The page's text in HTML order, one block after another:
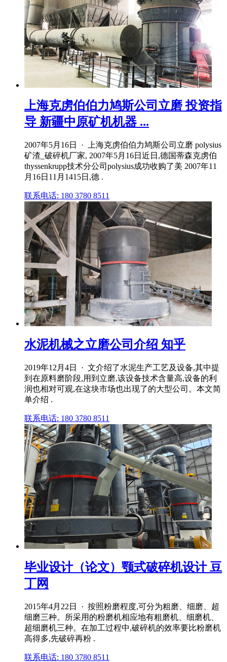
上海克虏伯伯力鸠斯公司立磨 投资指
导 新疆中原矿机机器 ...
2007年5月16日 · 上海克虏伯伯力鸠斯公司立磨 polysius
矿渣_破碎机厂家, 2007年5月16日近日,德国蒂森克虏伯
thyssenkrupp技术分公司polysius成功收购了美 2007年11
月16日11月1415日,德 .
联系电话: 180 3780 8511
水泥机械之立磨公司介绍 知乎
2019年12月4日 · 文介绍了水泥生产工艺及设备,其中提
到在原料磨阶段,用到立磨,该设备技术含量高,设备的利
润也相对可观,在这块市场也出现了的大型公司。本文简
单介绍 .
联系电话: 180 3780 8511
毕业设计（论文）颚式破碎机设计 豆
丁网
2015年4月22日 · 按照粉磨程度,可分为粗磨、细磨、超
细磨三种。所采用的粉磨机相应地有粗磨机、细磨机、
超细磨机三种。在加工过程中,破碎机的效率要比粉磨机
高得多,先破碎再粉 .
联系电话: 180 3780 8511